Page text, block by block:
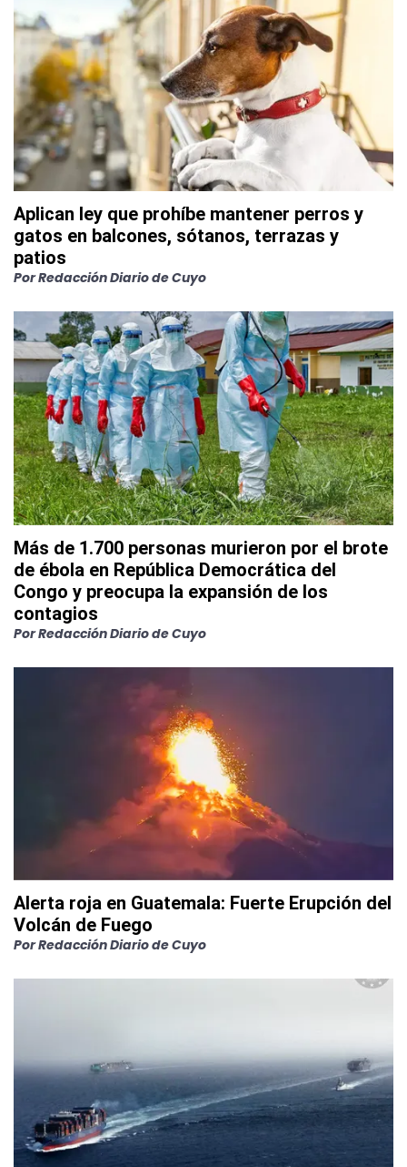
Aplican ley que prohíbe mantener perros y
gatos en balcones, sótanos, terrazas y
patios
PorRedacción Diario de Cuyo
Más de 1.700 personas murieron por el brote
de ébola en República Democrática del
Congo y preocupa la expansión de los
contagios
PorRedacción Diario de Cuyo
Alerta roja en Guatemala: Fuerte Erupción del
Volcán de Fuego
PorRedacción Diario de Cuyo